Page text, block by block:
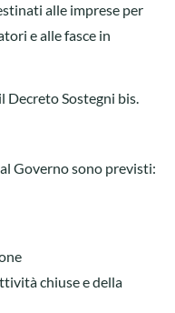
alle imprese per
e alle fasce in
Decreto Sostegni bis.
Governo sono previsti:
chiuse e della